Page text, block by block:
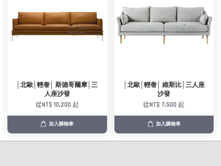
│北歐│輕奢│ 斯德哥爾摩│三
人座沙發
從NT$ 10,200 起
加入購物車
│北歐│輕奢│ 維斯比│三人座
沙發
從NT$ 7,500 起
加入購物車